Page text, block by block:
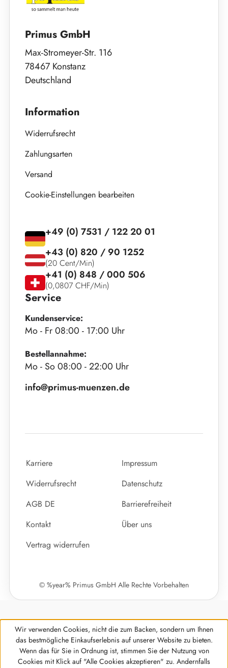
Primus GmbH
Max-Stromeyer-Str. 116
78467 Konstanz
Deutschland
Information
Widerrufsrecht
Zahlungsarten
Versand
Cookie-Einstellungen bearbeiten
Service
Kundenservice:
Mo - Fr 08:00 - 17:00 Uhr
Bestellannahme:
Mo - So 08:00 - 22:00 Uhr
info@primus-muenzen.de
+49 (0) 7531 / 122 20 01
+43 (0) 820 / 90 1252
(20 Cent/Min)
+41 (0) 848 / 000 506
(0,0807 CHF/Min)
Karriere
Impressum
Widerrufsrecht
Datenschutz
AGB DE
Barrierefreiheit
Kontakt
Über uns
Vertrag widerrufen
© %year% Primus GmbH Alle Rechte Vorbehalten
Wir verwenden Cookies, nicht die zum Backen, sondern um Ihnen
das bestmögliche Einkaufserlebnis auf unserer Website zu bieten.
Wenn das für Sie in Ordnung ist, stimmen Sie der Nutzung von
Cookies mit Klick auf "Alle Cookies akzeptieren" zu. Andernfalls